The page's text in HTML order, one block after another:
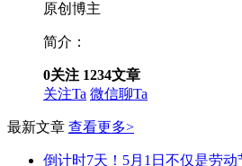
原创博主
简介：
0关注 1234文章
关注Ta 微信聊Ta
最新文章 查看更多>
倒计时7天！5月1日不仅是劳